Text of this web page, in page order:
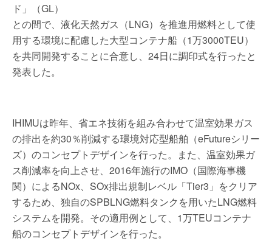
ド」（GL）
との間で、液化天然ガス（LNG）を推進用燃料として使
用する環境に配慮した大型コンテナ船（1万3000TEU）
を共同開発することに合意し、24日に調印式を行ったと
発表した。
IHIMUは昨年、省エネ技術を組み合わせて温室効果ガス
の排出を約30％削減する環境対応型船舶（eFutureシリー
ズ）のコンセプトデザインを行った。また、温室効果ガ
ス削減率を向上させ、2016年施行のIMO（国際海事機
関）によるNOx、SOx排出規制レベル「Tier3」をクリア
するため、独自のSPBLNG燃料タンクを用いたLNG燃料
システムを開発。その適用例として、1万TEUコンテナ
船のコンセプトデザインを行った。